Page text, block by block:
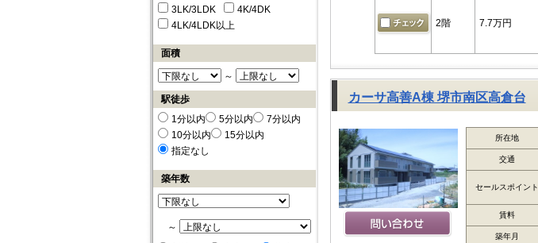
3LK/3LDK
4K/4DK
4LK/4LDK以上
面積
～
駅徒歩
1分以内
5分以内
7分以内
10分以内
15分以内
指定なし
築年数
～
2階 7.7万円
カーサ高善A棟 堺市南区高倉台
所在地
交通
セールスポイント
賃料
築年月